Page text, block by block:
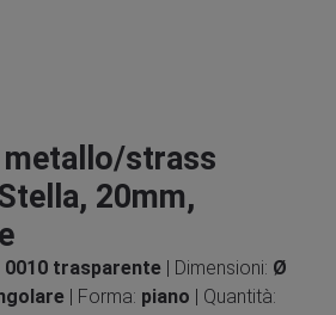
strass
20mm,
0010 trasparente | Dimensioni: Ø
| Forma: piano | Quantità: